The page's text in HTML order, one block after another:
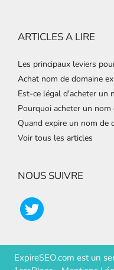
ARTICLES A LIRE
Les principaux leviers
Achat nom de domaine
Est-ce légal d'acheter un
Pourquoi acheter un nom
Quand expire un nom de
Voir tous les articles
NOUS SUIVRE
ExpireSEO.com est un